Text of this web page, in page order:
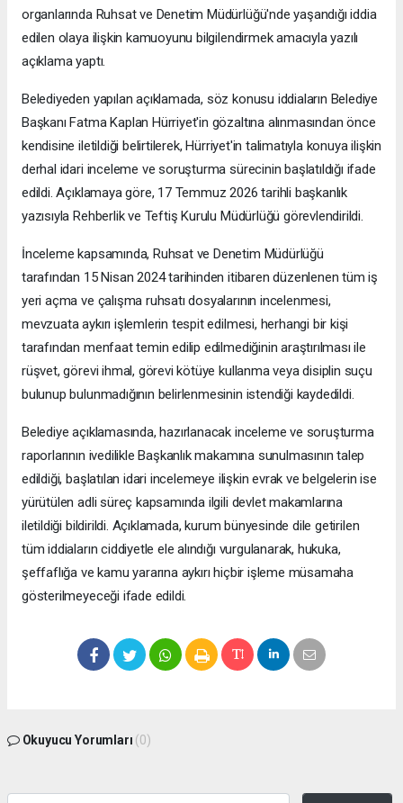
organlarında Ruhsat ve Denetim Müdürlüğü'nde yaşandığı iddia
edilen olaya ilişkin kamuoyunu bilgilendirmek amacıyla yazılı
açıklama yaptı.
Belediyeden yapılan açıklamada, söz konusu iddiaların Belediye
Başkanı Fatma Kaplan Hürriyet'in gözaltına alınmasından önce
kendisine iletildiği belirtilerek, Hürriyet'in talimatıyla konuya ilişkin
derhal idari inceleme ve soruşturma sürecinin başlatıldığı ifade
edildi. Açıklamaya göre, 17 Temmuz 2026 tarihli başkanlık
yazısıyla Rehberlik ve Teftiş Kurulu Müdürlüğü görevlendirildi.
İnceleme kapsamında, Ruhsat ve Denetim Müdürlüğü
tarafından 15 Nisan 2024 tarihinden itibaren düzenlenen tüm iş
yeri açma ve çalışma ruhsatı dosyalarının incelenmesi,
mevzuata aykırı işlemlerin tespit edilmesi, herhangi bir kişi
tarafından menfaat temin edilip edilmediğinin araştırılması ile
rüşvet, görevi ihmal, görevi kötüye kullanma veya disiplin suçu
bulunup bulunmadığının belirlenmesinin istendiği kaydedildi.
Belediye açıklamasında, hazırlanacak inceleme ve soruşturma
raporlarının ivedilikle Başkanlık makamına sunulmasının talep
edildiği, başlatılan idari incelemeye ilişkin evrak ve belgelerin ise
yürütülen adli süreç kapsamında ilgili devlet makamlarına
iletildiği bildirildi. Açıklamada, kurum bünyesinde dile getirilen
tüm iddiaların ciddiyetle ele alındığı vurgulanarak, hukuka,
şeffaflığa ve kamu yararına aykırı hiçbir işleme müsamaha
gösterilmeyeceği ifade edildi.
Okuyucu Yorumları (0)